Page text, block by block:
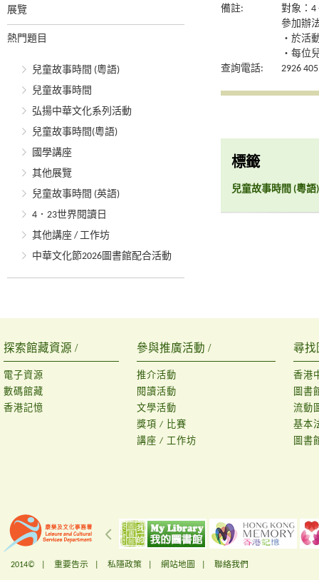
展覽
熱門題目
兒童故事時間 (粵語)
兒童故事時間
弘揚中華文化系列活動
兒童故事時間(粵語)
國學講座
其他展覽
兒童故事時間 (英語)
4．23世界閱讀日
其他講座 / 工作坊
中華文化節2026圖書館配合活動
備註:
對象：4
參加辦
‧於活
‧每位
查詢電話:
2926
標籤
兒童故事時間 (粵語)
探索館藏資源 /
電子資源
數碼館藏
香港記憶
參與推廣活動 /
推介活動
閱讀活動
文學活動
獎項 / 比賽
講座 / 工作坊
尋找
香港
圖書
流動
基本
圖書
2014© | 重要告示 私隱政策 網站地圖 聯絡我們